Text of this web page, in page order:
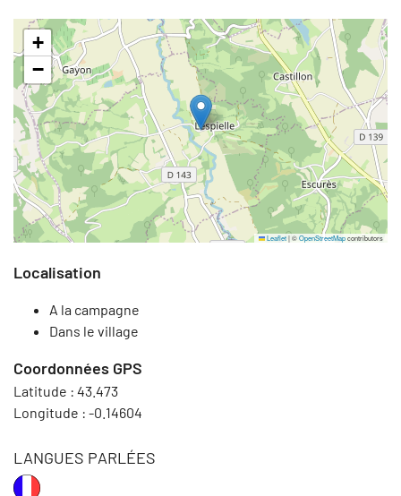
+
−
Leaflet|©OpenStreetMapcontributors
Localisation
A la campagne
Dans le village
Coordonnées GPS
Latitude : 43.473
Longitude : -0.14604
LANGUES PARLÉES